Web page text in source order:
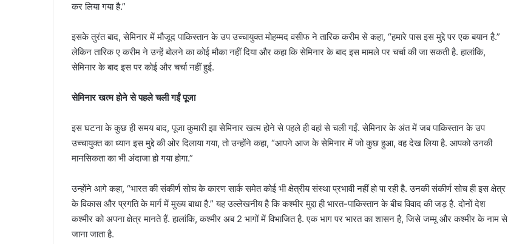
कर लिया गया है.”
इसके तुरंत बाद, सेमिनार में मौजूद पाकिस्तान के उप उच्चायुक्त मोहम्मद वसीफ ने तारिक करीम से कहा, “हमारे पास इस मुद्दे पर एक बयान है.”
लेकिन तारिक ए करीम ने उन्हें बोलने का कोई मौका नहीं दिया और कहा कि सेमिनार के बाद इस मामले पर चर्चा की जा सकती है. हालांकि,
सेमिनार के बाद इस पर कोई और चर्चा नहीं हुई.
सेमिनार खत्म होने से पहले चली गईं पूजा
इस घटना के कुछ ही समय बाद, पूजा कुमारी झा सेमिनार खत्म होने से पहले ही वहां से चली गईं. सेमिनार के अंत में जब पाकिस्तान के उप
उच्चायुक्त का ध्यान इस मुद्दे की ओर दिलाया गया, तो उन्होंने कहा, “आपने आज के सेमिनार में जो कुछ हुआ, वह देख लिया है. आपको उनकी
मानसिकता का भी अंदाजा हो गया होगा.”
उन्होंने आगे कहा, “भारत की संकीर्ण सोच के कारण सार्क समेत कोई भी क्षेत्रीय संस्था प्रभावी नहीं हो पा रही है. उनकी संकीर्ण सोच ही इस क्षेत्र
के विकास और प्रगति के मार्ग में मुख्य बाधा है.” यह उल्लेखनीय है कि कश्मीर मुद्दा ही भारत-पाकिस्तान के बीच विवाद की जड़ है. दोनों देश
कश्मीर को अपना क्षेत्र मानते हैं. हालांकि, कश्मीर अब 2 भागों में विभाजित है. एक भाग पर भारत का शासन है, जिसे जम्मू और कश्मीर के नाम से
जाना जाता है.